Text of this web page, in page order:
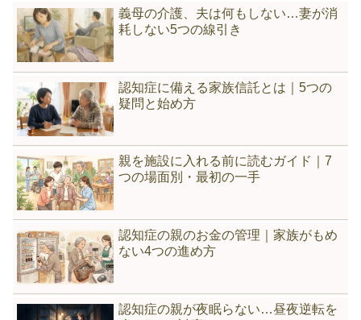
義母の介護、夫は何もしない…妻が消
耗しない5つの線引き
認知症に備える家族信託とは｜5つの
疑問と始め方
親を施設に入れる前に読むガイド｜7
つの場面別・最初の一手
認知症の親のお金の管理｜家族がもめ
ない4つの進め方
認知症の親が夜眠らない…昼夜逆転を